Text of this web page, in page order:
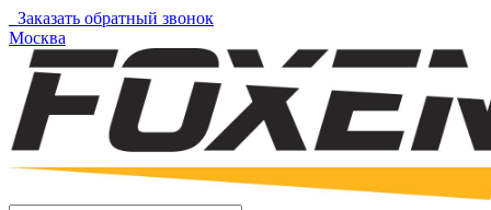
Заказать обратный звонок
Москва